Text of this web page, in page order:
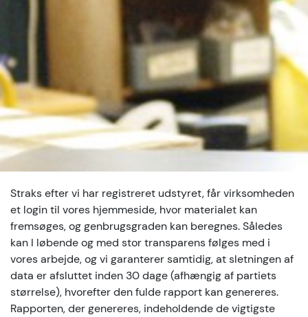
Straks efter vi har registreret udstyret, får virksomheden
et login til vores hjemmeside, hvor materialet kan
fremsøges, og genbrugsgraden kan beregnes. Således
kan I løbende og med stor transparens følges med i
vores arbejde, og vi garanterer samtidig, at sletningen af
data er afsluttet inden 30 dage (afhængig af partiets
størrelse), hvorefter den fulde rapport kan genereres.
Rapporten, der genereres, indeholdende de vigtigste